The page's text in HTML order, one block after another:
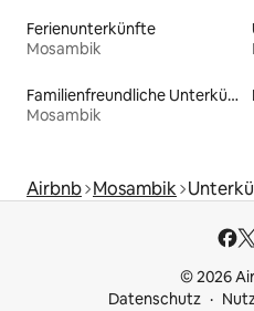
Ferienunterkünfte
Mosambik
Familienfreundliche Unterkünfte
Mosambik
Airbnb Mosambik
© 2026
Datenschutz